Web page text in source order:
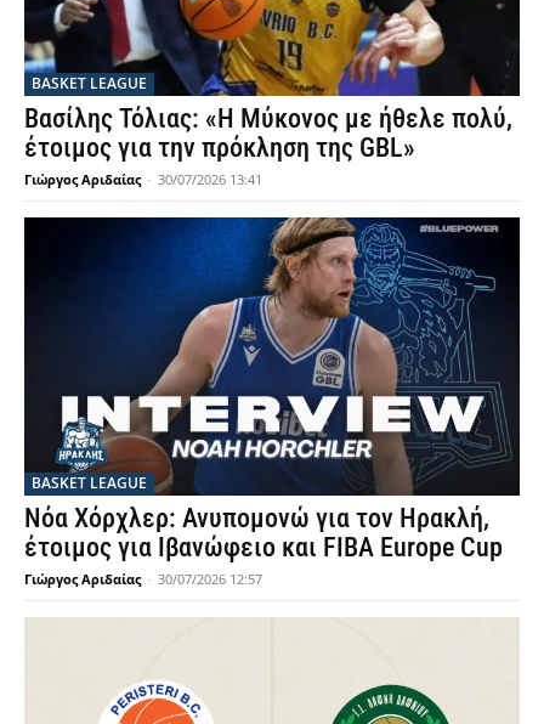
BASKET LEAGUE
Βασίλης Τόλιας: «Η Μύκονος με ήθελε πολύ,
έτοιμος για την πρόκληση της GBL»
Γιώργος Αριδαίας - 30/07/2026 13:41
BASKET LEAGUE
Νόα Χόρχλερ: Ανυπομονώ για τον Ηρακλή,
έτοιμος για Ιβανώφειο και FIBA Europe Cup
Γιώργος Αριδαίας - 30/07/2026 12:57